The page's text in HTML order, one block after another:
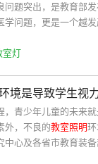
问题突出，是教育部
问题，更是一个越
室灯
境是导致学生视
青少年儿童的未来
外，不良的教室照明
中心及各省市教育装